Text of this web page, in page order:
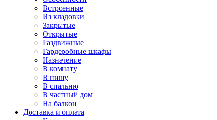
Встроенные
Из кладовки
Закрытые
Открытые
Раздвижные
Гардеробные шкафы
Назначение
В комнату
В нишу
В спальню
В частный дом
На балкон
Доставка и оплата